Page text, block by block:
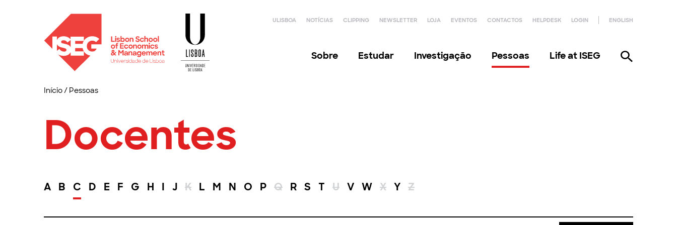
ULISBOA NOTÍCIAS CLIPPING NEWSLETTER LOJA EVENTOS CONTACTOS HELPDESK LOGIN ENGLISH
Sobre Estudar Investigação Pessoas Life at ISEG
Início/ Pessoas
Docentes
A B C D E F G H I J K L M N O P Q R S T U V W X Y Z